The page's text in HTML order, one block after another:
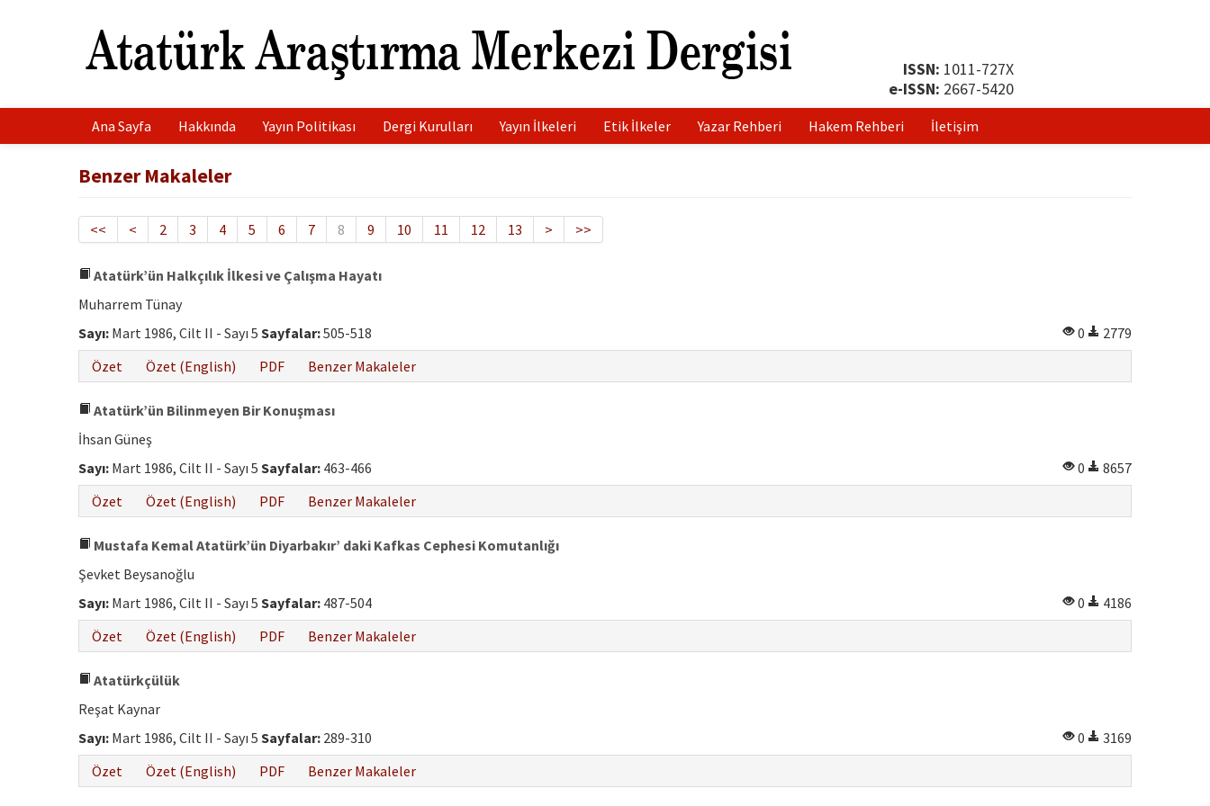
ISSN: 1011-727X
e-ISSN: 2667-5420
Ana Sayfa Hakkında Yayın Politikası Dergi Kurulları Yayın İlkeleri Etik İlkeler Yazar Rehberi Hakem Rehberi İletişim
Benzer Makaleler
<< < 2 3 4 5 6 7 8 9 10 11 12 13 > >>
Atatürk’ün Halkçılık İlkesi ve Çalışma Hayatı
Muharrem Tünay
Sayı: Mart 1986, Cilt II - Sayı 5 Sayfalar:505-518 0
2779
Özet
Özet (English) PDF Benzer Makaleler
Atatürk’ün Bilinmeyen Bir Konuşması
İhsan Güneş
Sayı: Mart 1986, Cilt II - Sayı 5 Sayfalar: 463-466 0
8657
Özet
Özet (English) PDF Benzer Makaleler
Mustafa Kemal Atatürk’ün Diyarbakır’ daki Kafkas Cephesi Komutanlığı
Şevket Beysanoğlu
Sayı: Mart 1986, Cilt II - Sayı 5 Sayfalar: 487-504 0
4186
Özet
Özet (English) PDF Benzer Makaleler
Atatürkçülük
Reşat Kaynar
Sayı: Mart 1986, Cilt II - Sayı 5 Sayfalar: 289-310 0
3169
Özet
Özet (English) PDF Benzer Makaleler